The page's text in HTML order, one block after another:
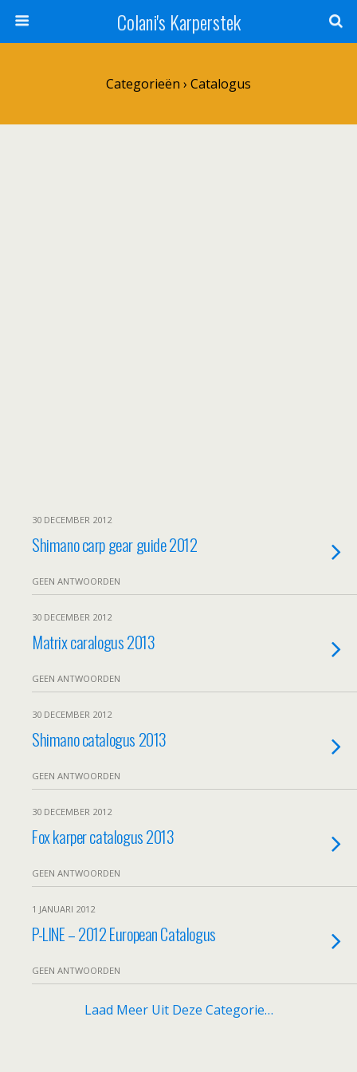
Colani's Karperstek
Categorieën › Catalogus
30 DECEMBER 2012
Shimano carp gear guide 2012
GEEN ANTWOORDEN
30 DECEMBER 2012
Matrix caralogus 2013
GEEN ANTWOORDEN
30 DECEMBER 2012
Shimano catalogus 2013
GEEN ANTWOORDEN
30 DECEMBER 2012
Fox karper catalogus 2013
GEEN ANTWOORDEN
1 JANUARI 2012
P-LINE – 2012 European Catalogus
GEEN ANTWOORDEN
Laad Meer Uit Deze Categorie…